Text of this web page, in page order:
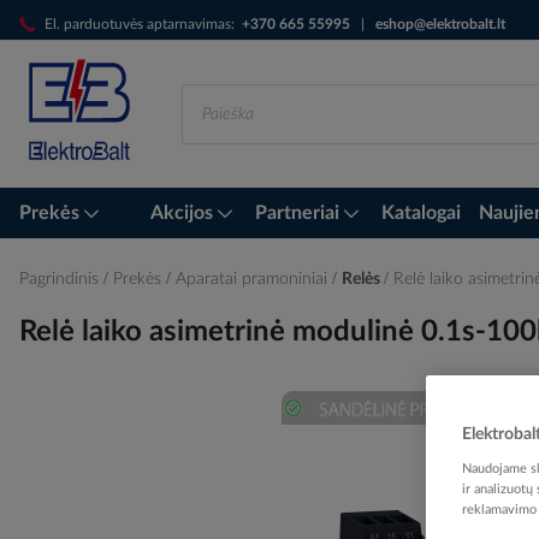
El. parduotuvės aptarnavimas: +370 665 55995 eshop@elektrobalt.lt
Skip
to
Content
Prekės Akcijos Partneriai Katalogai
Pagrindinis Prekės Aparatai pramoniniai Relės Relė laiko
Relė laiko asimetrinė modulinė 0.1s-
Naudojame
ir analizuotų
reklamavimo